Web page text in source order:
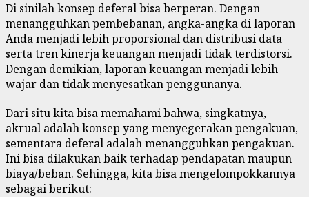
Di sinilah konsep deferal bisa berperan. Dengan
menangguhkan pembebanan, angka-angka di laporan
Anda menjadi lebih proporsional dan distribusi data
serta tren kinerja keuangan menjadi tidak terdistorsi.
Dengan demikian, laporan keuangan menjadi lebih
wajar dan tidak menyesatkan penggunanya.
Dari situ kita bisa memahami bahwa, singkatnya,
akrual adalah konsep yang menyegerakan pengakuan,
sementara deferal adalah menangguhkan pengakuan.
Ini bisa dilakukan baik terhadap pendapatan maupun
biaya/beban. Sehingga, kita bisa mengelompokkannya
sebagai berikut: